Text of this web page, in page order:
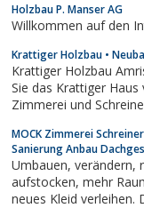
Holzbau P. Manser AG
Willkommen auf den
Krattiger Holzbau •
Krattiger Holzbau
Sie das Krattiger
Zimmerei und
MOCK Zimmerei
Sanierung Anbau
Umbauen, verändern, renovieren, sanieren, das Dach
aufstocken, mehr Raum gewinnen, anbauen, dem Haus ein
neues Kleid verleihen.